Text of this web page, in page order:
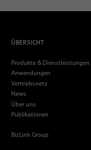
ÜBERSICHT
Produkte & Dienstleistungen
Anwendungen
Vertriebsnetz
News
Über uns
Publikationen
BizLink Group